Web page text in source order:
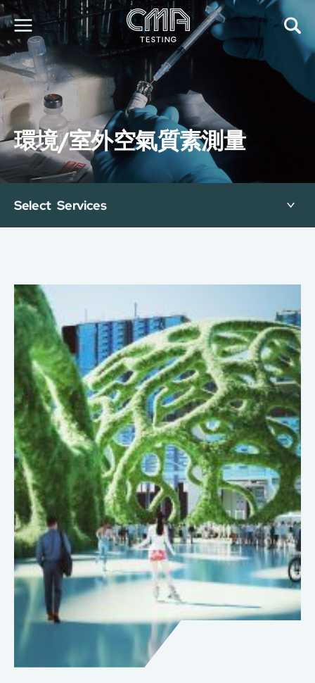
關於我們
我們的服務
最新消息
加入我們
環球支援
聯絡我們
服務申請
工廠服務預約
環境/室外空氣質素測量
Select Services